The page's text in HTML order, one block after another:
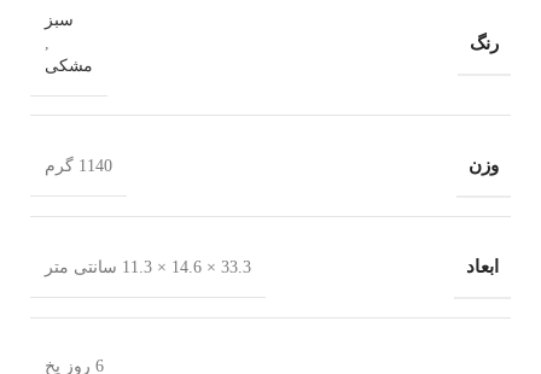
رنگ
سبز
,
مشکی
وزن 1140 گرم
ابعاد 33.3 × 14.6 × 11.3 سانتی متر
6 روز یخ